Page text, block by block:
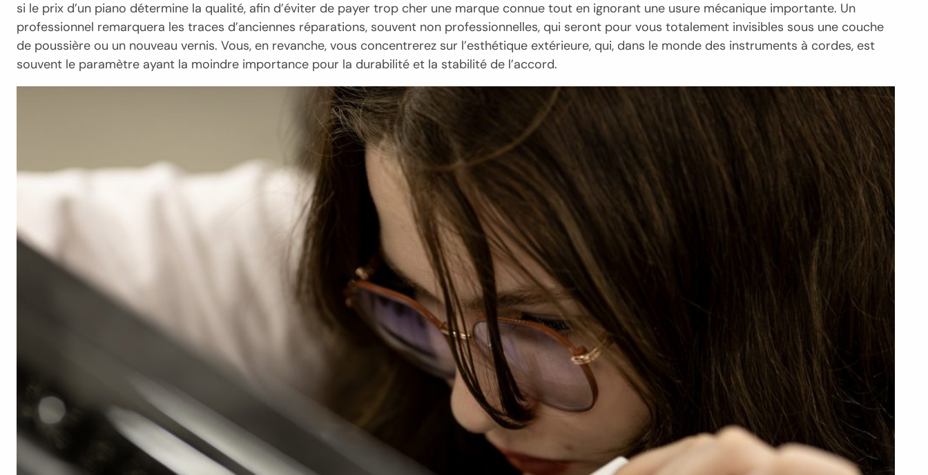
si le prix d’un piano détermine la qualité, afin d’éviter de payer trop cher une marque connue tout en ignorant une usure mécanique importante. Un
professionnel remarquera les traces d’anciennes réparations, souvent non professionnelles, qui seront pour vous totalement invisibles sous une couche
de poussière ou un nouveau vernis. Vous, en revanche, vous concentrerez sur l’esthétique extérieure, qui, dans le monde des instruments à cordes, est
souvent le paramètre ayant la moindre importance pour la durabilité et la stabilité de l’accord.